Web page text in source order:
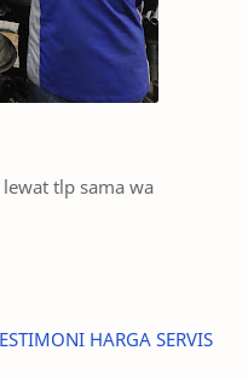
tlp sama wa
HARGA SERVIS